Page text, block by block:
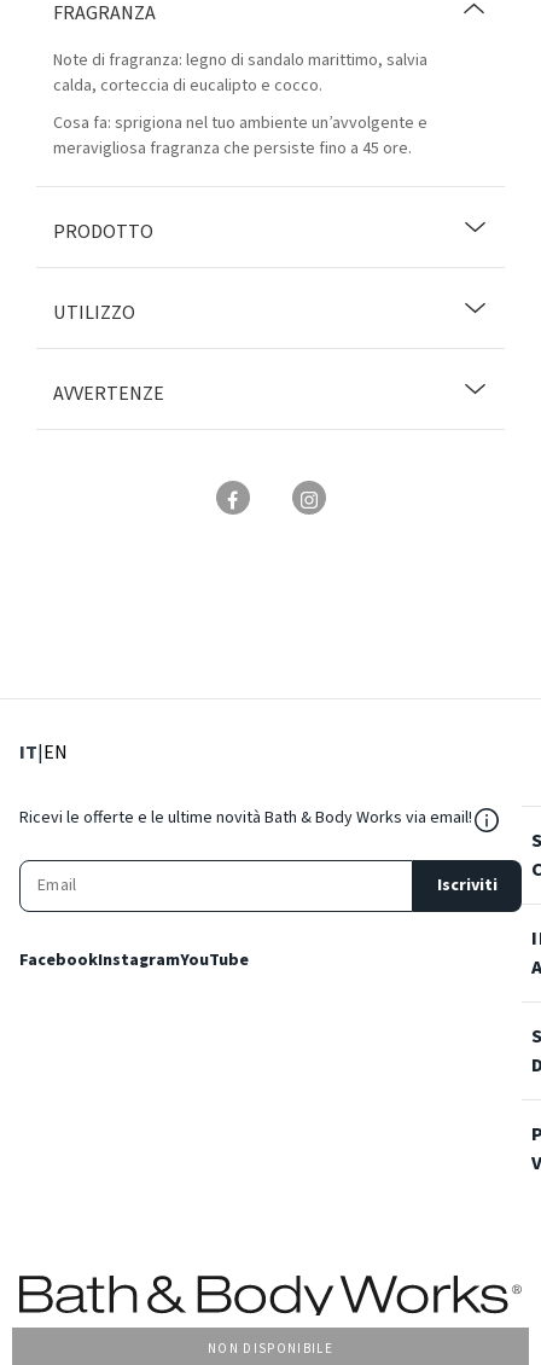
NON DISPONIBILE
FRAGRANZA
Note di fragranza: legno di sandalo marittimo, salvia
calda, corteccia di eucalipto e cocco.
Cosa fa: sprigiona nel tuo ambiente un’avvolgente e
meravigliosa fragranza che persiste fino a 45 ore.
PRODOTTO
UTILIZZO
AVVERTENZE
IT: Lingua corrente
|EN
Ricevi le offerte e le ultime novità Bath & Body Works via email!
Iscriviti
FacebookInstagramYouTube